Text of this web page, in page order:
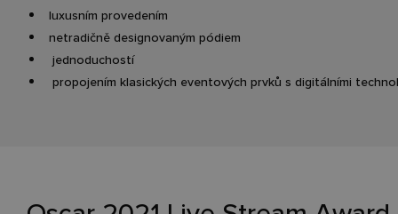
luxusním provedením
netradičně designovaným pódiem
jednoduchostí
propojením klasických eventových prvků s digitálními